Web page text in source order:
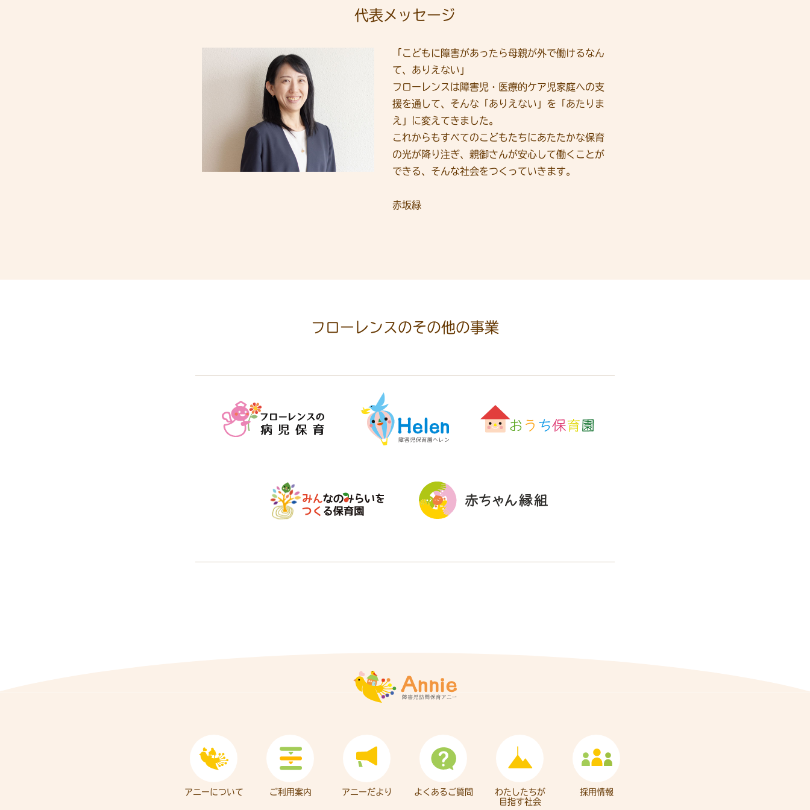
代表メッセージ
「こどもに障害があったら母親が外で働けるなん
て、ありえない」
フローレンスは障害児・医療的ケア児家庭への支
援を通して、そんな「ありえない」を「あたりま
え」に変えてきました。
これからもすべてのこどもたちにあたたかな保育
の光が降り注ぎ、親御さんが安心して働くことが
できる、そんな社会をつくっていきます。
赤坂緑
フローレンスのその他の事業
アニーについて ご利用案内 アニーだより よくあるご質問
わたしたちが
目指す社会
採用情報